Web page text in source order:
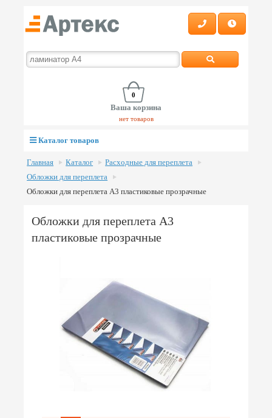
0
Ваша корзина
нет товаров
Каталог товаров
Главная Каталог
Расходные для переплета
Обложки для переплета
Обложки для переплета А3 пластиковые прозрачные
Обложки для переплета А3
пластиковые прозрачные